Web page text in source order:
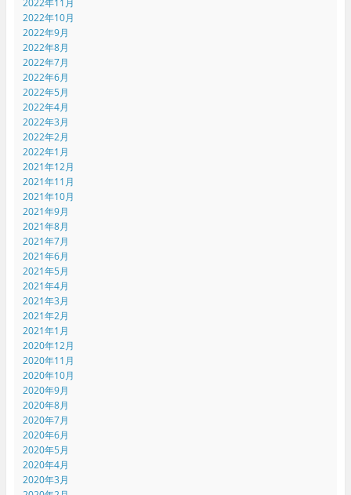
2022年11月
2022年10月
2022年9月
2022年8月
2022年7月
2022年6月
2022年5月
2022年4月
2022年3月
2022年2月
2022年1月
2021年12月
2021年11月
2021年10月
2021年9月
2021年8月
2021年7月
2021年6月
2021年5月
2021年4月
2021年3月
2021年2月
2021年1月
2020年12月
2020年11月
2020年10月
2020年9月
2020年8月
2020年7月
2020年6月
2020年5月
2020年4月
2020年3月